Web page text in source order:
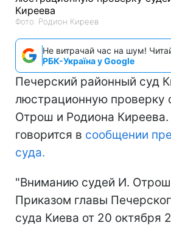
Фото: Родион Киреев
Не витрачай час на шум!
РБК-Україна у Google
Печерский районный суд
люстрационную проверку
Отрош и Родиона Киреева.
говорится в сообщении
суда.
"Вниманию судей И.
Приказом главы
суда Киева от 20 октября